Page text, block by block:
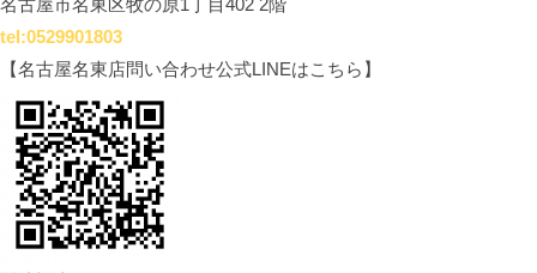
tel:0529901803
【名古屋名東店問い合わせ公式LINEはこちら】